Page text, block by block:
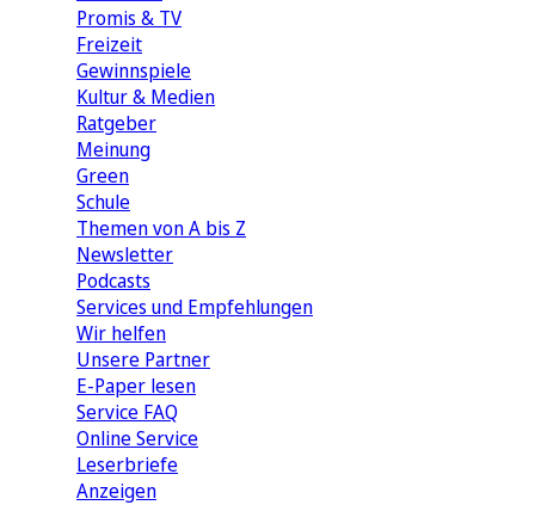
Promis & TV
Freizeit
Gewinnspiele
Kultur & Medien
Ratgeber
Meinung
Green
Schule
Themen von A bis Z
Newsletter
Podcasts
Services und Empfehlungen
Wir helfen
Unsere Partner
E-Paper lesen
Service FAQ
Online Service
Leserbriefe
Anzeigen